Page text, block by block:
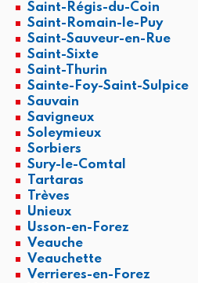
Saint-Régis-du-Coin
Saint-Romain-le-Puy
Saint-Sauveur-en-Rue
Saint-Sixte
Saint-Thurin
Sainte-Foy-Saint-Sulpice
Sauvain
Savigneux
Soleymieux
Sorbiers
Sury-le-Comtal
Tartaras
Trèves
Unieux
Usson-en-Forez
Veauche
Veauchette
Verrieres-en-Forez